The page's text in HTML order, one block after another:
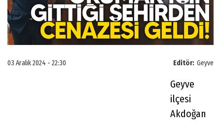
Editör: Geyve
03 Aralık 2024 - 22:30
Geyve
ilçesi
Akdoğan